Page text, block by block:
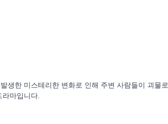
생한 미스테리한 변화로 인해 주변 사람들이 괴물
마입니다.